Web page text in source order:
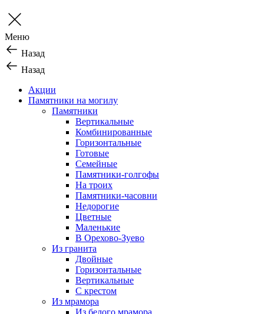
Меню
Назад
Назад
Акции
Памятники на могилу
Памятники
Вертикальные
Комбинированные
Горизонтальные
Готовые
Семейные
Памятники-голгофы
На троих
Памятники-часовни
Недорогие
Цветные
Маленькие
В Орехово-Зуево
Из гранита
Двойные
Горизонтальные
Вертикальные
С крестом
Из мрамора
Из белого мрамора